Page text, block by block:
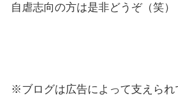
自虐志向の方は是非どうぞ（笑）
※ブログは広告によって支えられ